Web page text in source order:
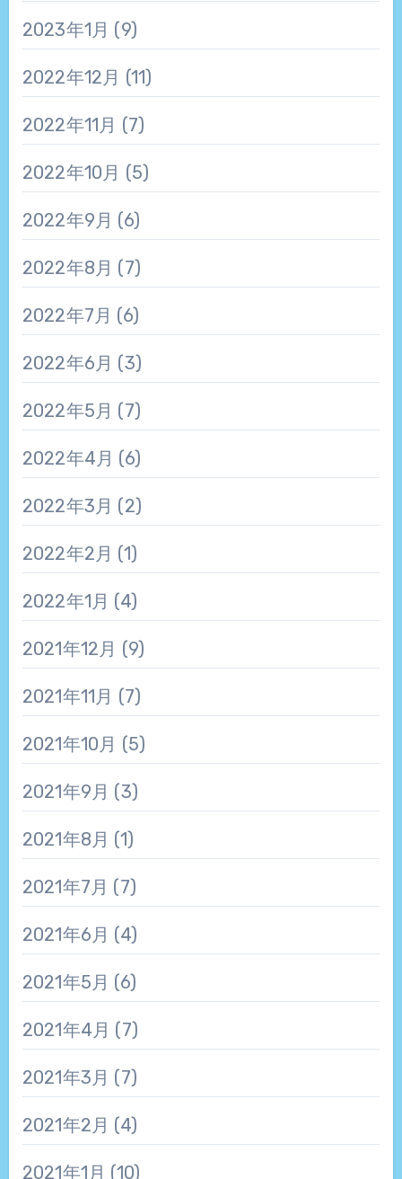
2023年1月 (9)
2022年12月 (11)
2022年11月 (7)
2022年10月 (5)
2022年9月 (6)
2022年8月 (7)
2022年7月 (6)
2022年6月 (3)
2022年5月 (7)
2022年4月 (6)
2022年3月 (2)
2022年2月 (1)
2022年1月 (4)
2021年12月 (9)
2021年11月 (7)
2021年10月 (5)
2021年9月 (3)
2021年8月 (1)
2021年7月 (7)
2021年6月 (4)
2021年5月 (6)
2021年4月 (7)
2021年3月 (7)
2021年2月 (4)
2021年1月 (10)